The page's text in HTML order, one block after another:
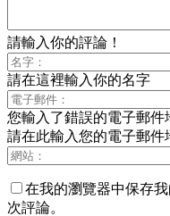
請輸入你的評論！
請在這裡輸入你的名字
您輸入了錯誤的電子郵件
請在此輸入您的電子郵件
在我的瀏覽器中保存
次評論。